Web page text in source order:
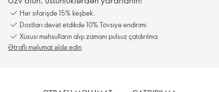
Hər sifarişdə 15% keşbek.
Dostları dəvət etdikdə 10% Tövsiyə endirimi.
Xüsusi məhsulların alışı zamanı pulsuz çatdırılma.
Ətraflı məlumat əldə edin